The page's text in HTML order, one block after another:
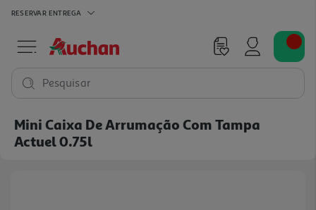
RESERVAR ENTREGA
Pesquisar
Mini Caixa De Arrumação Com Tampa
Actuel 0.75l